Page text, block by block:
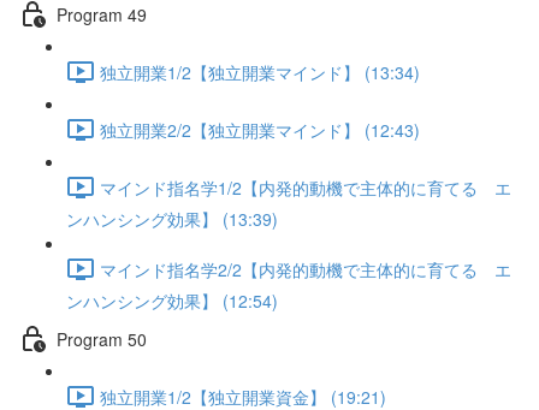
Program 49
独立開業1/2【独立開業マインド】 (13:34)
独立開業2/2【独立開業マインド】 (12:43)
マインド指名学1/2【内発的動機で主体的に育てる エ
ンハンシング効果】 (13:39)
マインド指名学2/2【内発的動機で主体的に育てる エ
ンハンシング効果】 (12:54)
Program 50
独立開業1/2【独立開業資金】 (19:21)